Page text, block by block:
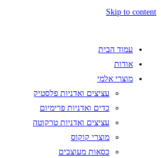
Skip to content
עמוד הבית
אודות
מוצרי אלמי
עציצים ואדניות פלסטיק
כדים ואדניות פרימיום
עציצים ואדניות טרקוטה
מוצרי קוקוס
כסאות מעוצבים